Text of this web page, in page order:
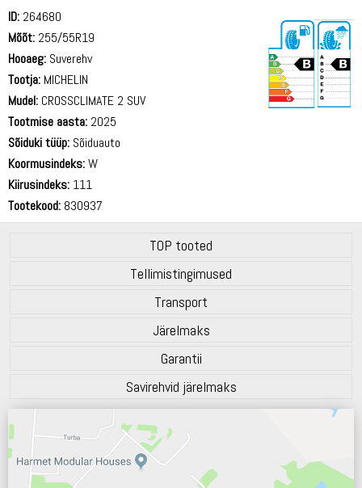
ID: 264680
Mõõt: 255/55R19
Hooaeg: Suverehv
Tootja: MICHELIN
Mudel: CROSSCLIMATE 2 SUV
Tootmise aasta: 2025
Sõiduki tüüp: Sõiduauto
Koormusindeks:W
Kiirusindeks: 111
Tootekood: 830937
TOP tooted
Tellimistingimused
Transport
Järelmaks
Garantii
Savirehvid järelmaks